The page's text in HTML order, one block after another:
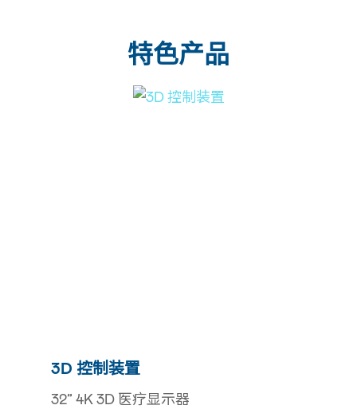
特色产品
3D 控制装置
32” 4K 3D 医疗显示器